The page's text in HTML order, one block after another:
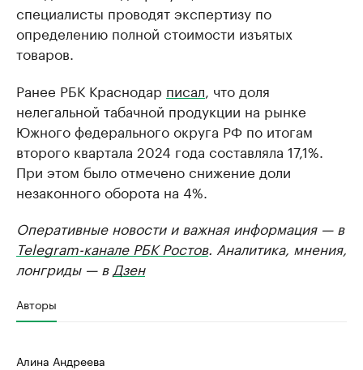
специалисты проводят экспертизу по
определению полной стоимости изъятых
товаров.
Ранее РБК Краснодар писал , что доля
нелегальной табачной продукции на рынке
Южного федерального округа РФ по итогам
второго квартала 2024 года составляла 17,1%.
При этом было отмечено снижение доли
незаконного оборота на 4%.
Оперативные новости и важная информация — в
Telegram-канале РБК Ростов. Аналитика, мнения,
лонгриды — в Дзен
Авторы
Алина Андреева